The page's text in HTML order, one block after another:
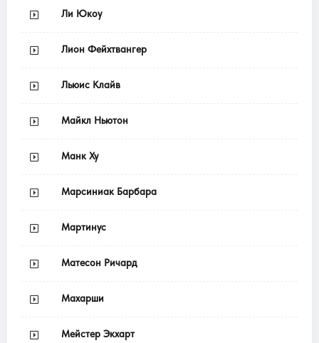
Ли Юкоу
Лион Фейхтвангер
Льюис Клайв
Майкл Ньютон
Манк Ху
Марсиниак Барбара
Мартинус
Матесон Ричард
Махарши
Мейстер Экхарт